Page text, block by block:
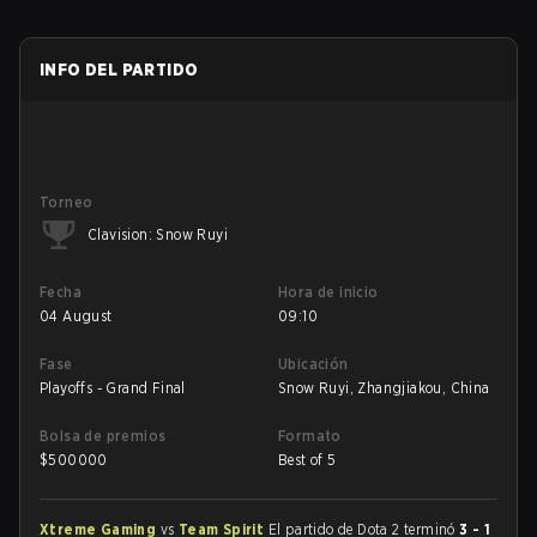
INFO DEL PARTIDO
Torneo
Clavision: Snow Ruyi
Fecha
04 August
Hora de inicio
09:10
Fase
Playoffs - Grand Final
Ubicación
Snow Ruyi, Zhangjiakou, China
Bolsa de premios
$500000
Formato
Best of 5
Xtreme Gaming vs Team Spirit El partido de Dota 2 terminó3 - 1